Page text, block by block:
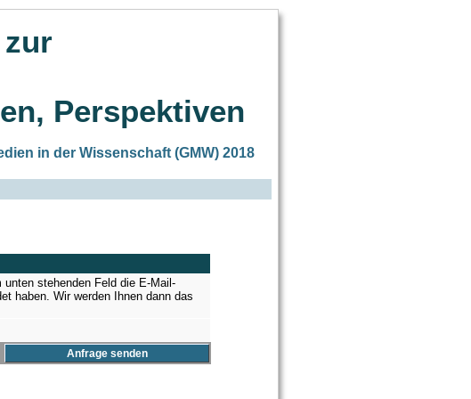
Perspektiven
in der Wissenschaft (GMW) 2018
stehenden Feld die E-Mail-
haben. Wir werden Ihnen dann das